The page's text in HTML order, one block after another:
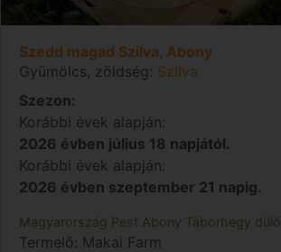
Szedd magad Szilva, Abony
Gyümölcs, zöldség: Szilva
Szezon:
Korábbi évek alapján:
2026 évben július 18 napjától.
Korábbi évek alapján:
2026 évben szeptember 21 napig.
Magyarország Pest Abony Táborhegy dűlő
Termelő: Makai Farm